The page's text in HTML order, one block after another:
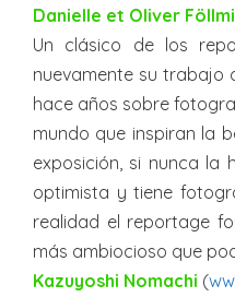
Danielle et Oliver Föllmi
Un clásico de los
nuevamente su trabajo
hace años sobre
mundo que inspiran la
exposición, si nunca la
optimista y tiene
realidad el reportage
más ambiocioso que
Kazuyoshi Nomachi (